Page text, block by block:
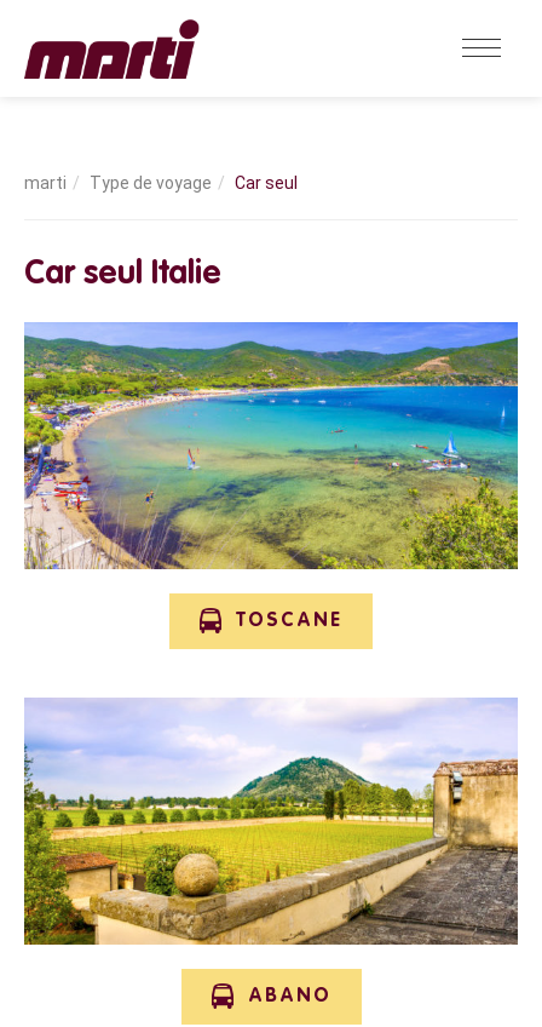
Type de voyage Car seul
Car seul Italie
TOSCANE
ABANO